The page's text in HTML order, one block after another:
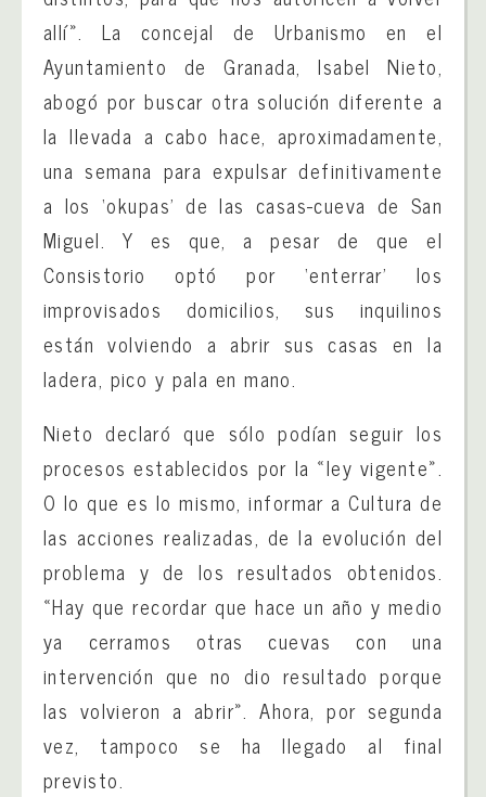
allí». La concejal de Urbanismo en el
Ayuntamiento de Granada, Isabel Nieto,
abogó por buscar otra solución diferente a
la llevada a cabo hace, aproximadamente,
una semana para expulsar definitivamente
a los ‘okupas’ de las casas-cueva de San
Miguel. Y es que, a pesar de que el
Consistorio optó por ‘enterrar’ los
improvisados domicilios, sus inquilinos
están volviendo a abrir sus casas en la
ladera, pico y pala en mano.
Nieto declaró que sólo podían seguir los
procesos establecidos por la «ley vigente».
O lo que es lo mismo, informar a Cultura de
las acciones realizadas, de la evolución del
problema y de los resultados obtenidos.
«Hay que recordar que hace un año y medio
ya cerramos otras cuevas con una
intervención que no dio resultado porque
las volvieron a abrir». Ahora, por segunda
vez, tampoco se ha llegado al final
previsto.